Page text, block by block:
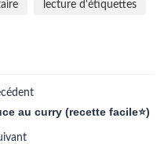
lecture d'étiquettes
au curry (recette facile⭐)